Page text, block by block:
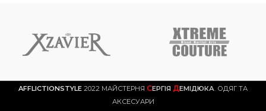
AFFLICTIONSTYLE 2022 МАЙСТЕРНЯ СЕРГІЯ ДЕМІДЮКА . ОДЯГ ТА
АКСЕСУАРИ